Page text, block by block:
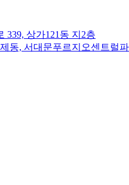
339, 상가121동 지2층
동, 서대문푸르지오센트럴파